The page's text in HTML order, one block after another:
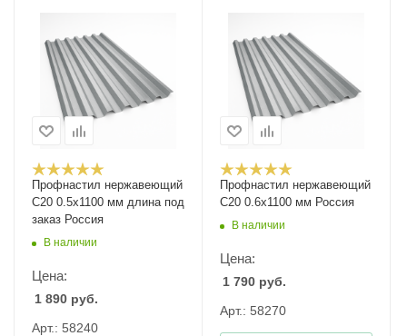
Профнастил нержавеющий
С20 0.5х1100 мм длина под
заказ Россия
В наличии
Цена:
1 890 руб.
Арт.: 58240
Профнастил нержавеющий
С20 0.6х1100 мм Россия
В наличии
Цена:
1 790 руб.
Арт.: 58270